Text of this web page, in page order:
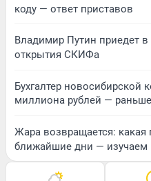
коду — ответ приставов
Владимир Путин приедет
открытия СКИФа
Бухгалтер новосибирской
миллиона рублей —
Жара возвращается:
ближайшие дни — изучаем